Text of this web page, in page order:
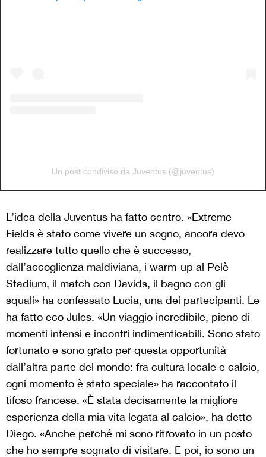
Un post condiviso da Juventus (@juventus)
L’idea della Juventus ha fatto centro. «Extreme
Fields è stato come vivere un sogno, ancora devo
realizzare tutto quello che è successo,
dall’accoglienza maldiviana, i warm-up al Pelè
Stadium, il match con Davids, il bagno con gli
squali» ha confessato Lucia, una dei partecipanti. Le
ha fatto eco Jules. «Un viaggio incredibile, pieno di
momenti intensi e incontri indimenticabili. Sono stato
fortunato e sono grato per questa opportunità
dall’altra parte del mondo: fra cultura locale e calcio,
ogni momento è stato speciale» ha raccontato il
tifoso francese. «È stata decisamente la migliore
esperienza della mia vita legata al calcio», ha detto
Diego. «Anche perché mi sono ritrovato in un posto
che ho sempre sognato di visitare. E poi, io sono un